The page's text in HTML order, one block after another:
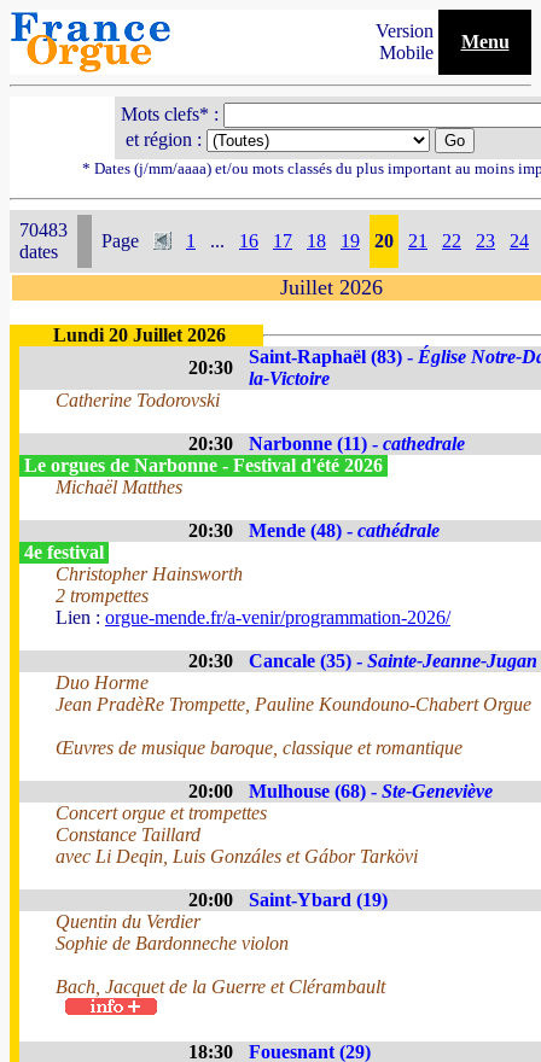
Version
Mobile
Menu
Mots clefs* :
et région :
* Dates (j/mm/aaaa) et/ou mots classés du plus important au moins
70483
dates
Page 1 ... 16 17 18 19 20 21 22 23 24
Juillet 2026
Lundi 20 Juillet 2026
20:30
Saint-Raphaël (83) - Église Notre-
la-Victoire
Catherine Todorovski
20:30 Narbonne (11) - cathedrale
Le orgues de Narbonne - Festival d'été 2026
Michaël Matthes
20:30 Mende (48) - cathédrale
4e festival
Christopher Hainsworth
2 trompettes
Lien : orgue-mende.fr/a-venir/programmation-2026/
20:30 Cancale (35) - Sainte-Jeanne-Jugan
Duo Horme
Jean PradèRe Trompette, Pauline Koundouno-Chabert Orgue
Œuvres de musique baroque, classique et romantique
20:00 Mulhouse (68) - Ste-Geneviève
Concert orgue et trompettes
Constance Taillard
avec Li Deqin, Luis Gonzáles et Gábor Tarkövi
20:00
Saint-Ybard (19)
Quentin du Verdier
Sophie de Bardonneche violon
Bach, Jacquet de la Guerre et Clérambault
18:30
Fouesnant (29)